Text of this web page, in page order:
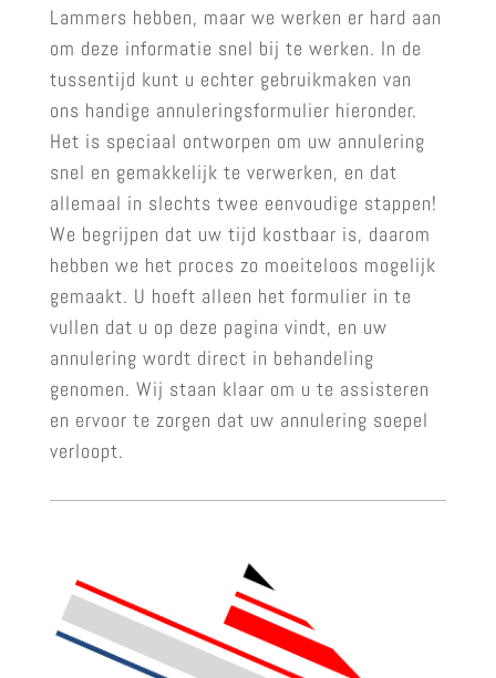
Lammers hebben, maar we werken er hard aan
om deze informatie snel bij te werken. In de
tussentijd kunt u echter gebruikmaken van
ons handige annuleringsformulier hieronder.
Het is speciaal ontworpen om uw annulering
snel en gemakkelijk te verwerken, en dat
allemaal in slechts twee eenvoudige stappen!
We begrijpen dat uw tijd kostbaar is, daarom
hebben we het proces zo moeiteloos mogelijk
gemaakt. U hoeft alleen het formulier in te
vullen dat u op deze pagina vindt, en uw
annulering wordt direct in behandeling
genomen. Wij staan klaar om u te assisteren
en ervoor te zorgen dat uw annulering soepel
verloopt.